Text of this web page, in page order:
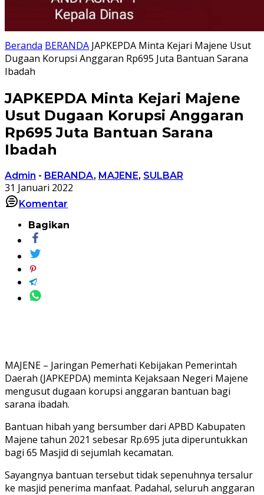
Beranda BERANDA JAPKEPDA Minta Kejari Majene Usut
Dugaan Korupsi Anggaran Rp695 Juta Bantuan Sarana
Ibadah
JAPKEPDA Minta Kejari Majene
Usut Dugaan Korupsi Anggaran
Rp695 Juta Bantuan Sarana
Ibadah
Admin - BERANDA, MAJENE, SULBAR
31 Januari 2022
Komentar
Bagikan
MAJENE – Jaringan Pemerhati Kebijakan Pemerintah
Daerah (JAPKEPDA) meminta Kejaksaan Negeri Majene
mengusut dugaan korupsi anggaran bantuan bagi
sarana ibadah.
Bantuan hibah yang bersumber dari APBD Kabupaten
Majene tahun 2021 sebesar Rp.695 juta diperuntukkan
bagi 65 Masjid di sejumlah kecamatan.
Sayangnya bantuan tersebut tidak sepenuhnya tersalur
ke masjid penerima manfaat. Padahal, seluruh anggaran